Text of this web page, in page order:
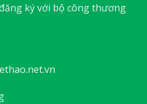
ký với bộ công thương